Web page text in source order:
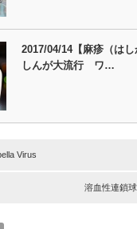
2017/04/14【麻疹（は
しんが大流行 ワ…
Virus
溶血性連鎖